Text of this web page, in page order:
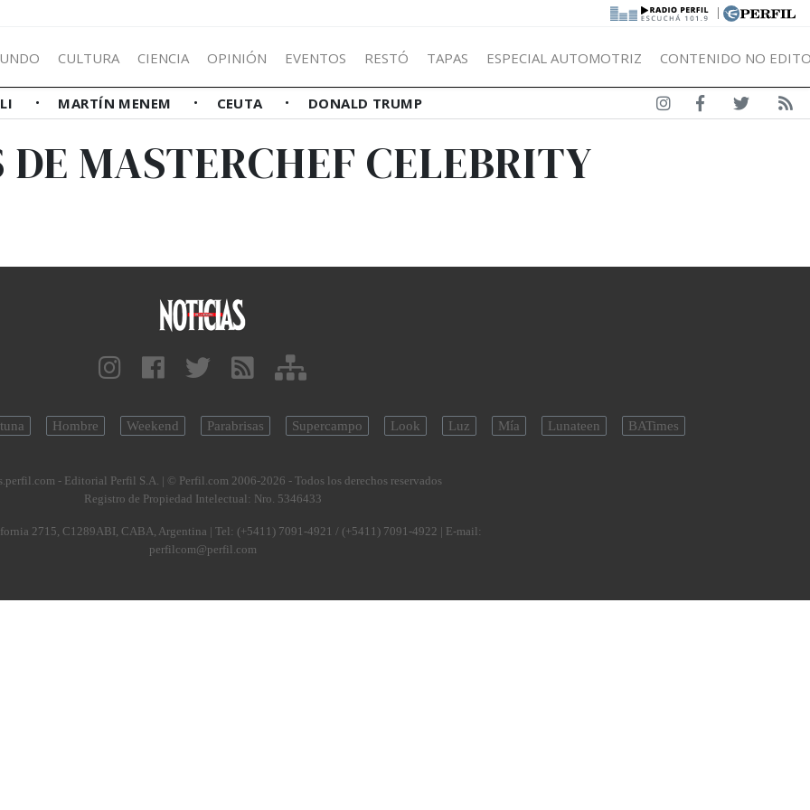
|
CULTURA CIENCIA OPINIÓN EVENTOS RESTÓ TAPAS ESPECIAL AUTOMOTRIZ CONTENIDO NO
MARTÍN MENEM CEUTA DONALD TRUMP
MASTERCHEF CELEBRITY
Hombre Weekend Parabrisas Supercampo Look Luz Mía Lunateen BATimes
- Editorial Perfil S.A. | © Perfil.com 2006-2026 - Todos los derechos reservados
Registro de Propiedad Intelectual: Nro. 5346433
2715, C1289ABI, CABA, Argentina | Tel: (+5411) 7091-4921 / (+5411) 7091-4922 | E-mail:
perfilcom@perfil.com